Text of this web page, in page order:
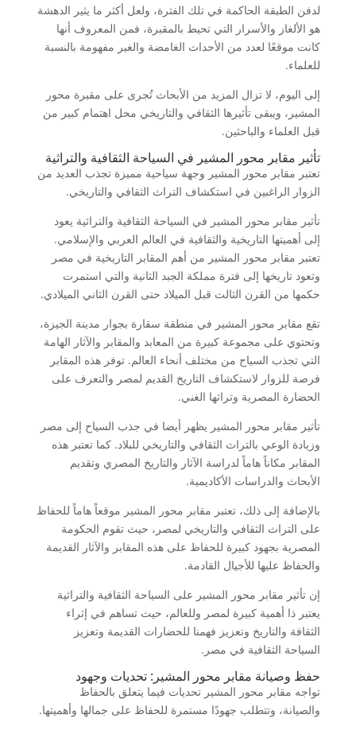
لدفن الطبقة الحاكمة في تلك الفترة، ولعل أكثر ما يثير الدهشة
هو الألغاز والأسرار التي تحيط بالمقبرة، فمن المعروف أنها
كانت موقعًا لعدد من الأحداث الغامضة والغير مفهومة بالنسبة
للعلماء.
إلى اليوم، لا تزال المزيد من الأبحاث تُجرى على مقبرة محور
المشير، ويبقى تأثيرها الثقافي والتاريخي محل اهتمام كبير من
قبل العلماء والباحثين.
تأثير مقابر محور المشير في السياحة الثقافية والتراثية
تعتبر مقابر محور المشير وجهة سياحية مميزة تجذب العديد من
الزوار الراغبين في استكشاف التراث الثقافي والتاريخي.
تأثير مقابر محور المشير في السياحة الثقافية والتراثية يعود
إلى أهميتها التاريخية والثقافية في العالم العربي والإسلامي.
تعتبر مقابر محور المشير من أهم المقابر التاريخية في مصر
وتعود تاريخها إلى فترة مملكة الجبد الثانية والتي استمرت
حكمها من القرن الثالث قبل الميلاد حتى القرن الثاني الميلادي.
تقع مقابر محور المشير في منطقة سقارة بجوار مدينة الجيزة،
وتحتوي على مجموعة كبيرة من المعابد والمقابر والآثار الهامة
التي تجذب السياح من مختلف أنحاء العالم. توفر هذه المقابر
فرصة للزوار لاستكشاف التاريخ القديم لمصر والتعرف على
الحضارة المصرية وتراثها الغني.
تأثير مقابر محور المشير يظهر أيضا في جذب السياح إلى مصر
وزيادة الوعي بالتراث الثقافي والتاريخي للبلاد. كما تعتبر هذه
المقابر مكاناً هاماً لدراسة الآثار والتاريخ المصري وتقديم
الأبحاث والدراسات الأكاديمية.
بالإضافة إلى ذلك، تعتبر مقابر محور المشير موقعاً هاماً للحفاظ
على التراث الثقافي والتاريخي لمصر، حيث تقوم الحكومة
المصرية بجهود كبيرة للحفاظ على هذه المقابر والآثار القديمة
والحفاظ عليها للأجيال القادمة.
إن تأثير مقابر محور المشير على السياحة الثقافية والتراثية
يعتبر ذا أهمية كبيرة لمصر وللعالم، حيث تساهم في إثراء
الثقافة والتاريخ وتعزيز فهمنا للحضارات القديمة وتعزيز
السياحة الثقافية في مصر.
حفظ وصيانة مقابر محور المشير: تحديات وجهود
تواجه مقابر محور المشير تحديات فيما يتعلق بالحفاظ
والصيانة، وتتطلب جهودًا مستمرة للحفاظ على جمالها وأهميتها.